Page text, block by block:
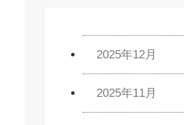
2025年12月
2025年11月